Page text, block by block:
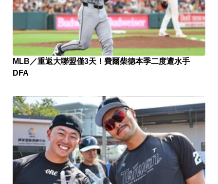
MLB／重返大聯盟僅3天！費爾柴德本季二度遭水手
DFA